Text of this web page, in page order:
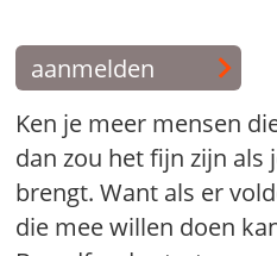
aanmelden
Ken je meer mensen
dan zou het fijn zijn als
brengt. Want als er
die mee willen doen